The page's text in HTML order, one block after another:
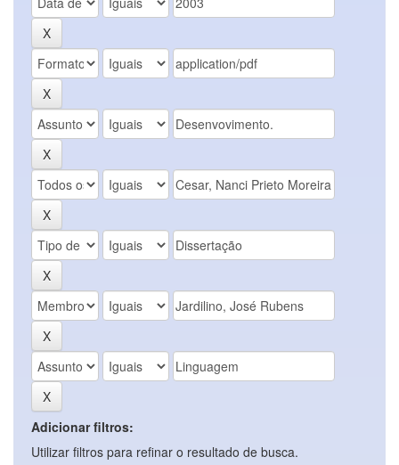
Adicionar filtros:
Utilizar filtros para refinar o resultado de busca.